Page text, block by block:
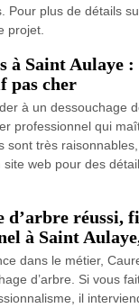
Pour plus de détails
projet.
à Saint Aulaye
pas cher
à un dessouchage
professionnel qui
sont très
web pour des
d’arbre réussi,
à Saint
dans le métier,
d’arbre. Si
il